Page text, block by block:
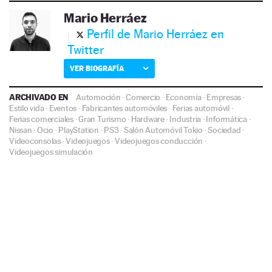
Mario Herráez
Perfil de Mario Herráez en
Twitter
VER BIOGRAFÍA
ARCHIVADO EN Automoción ·Comercio · Economía· Empresas ·
Estilo vida· Eventos · Fabricantes automóviles · Ferias automóvil·
Ferias comerciales·Gran Turismo · Hardware·Industria ·Informática·
Nissan ·Ocio ·PlayStation ·PS3·Salón Automóvil Tokio ·Sociedad ·
Videoconsolas ·Videojuegos·Videojuegos conducción ·
Videojuegos simulación